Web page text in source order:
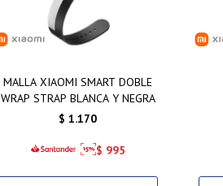
MALLA XIAOMI SMART DOBLE
WRAP STRAP BLANCA Y NEGRA
$ 1.170
$ 995